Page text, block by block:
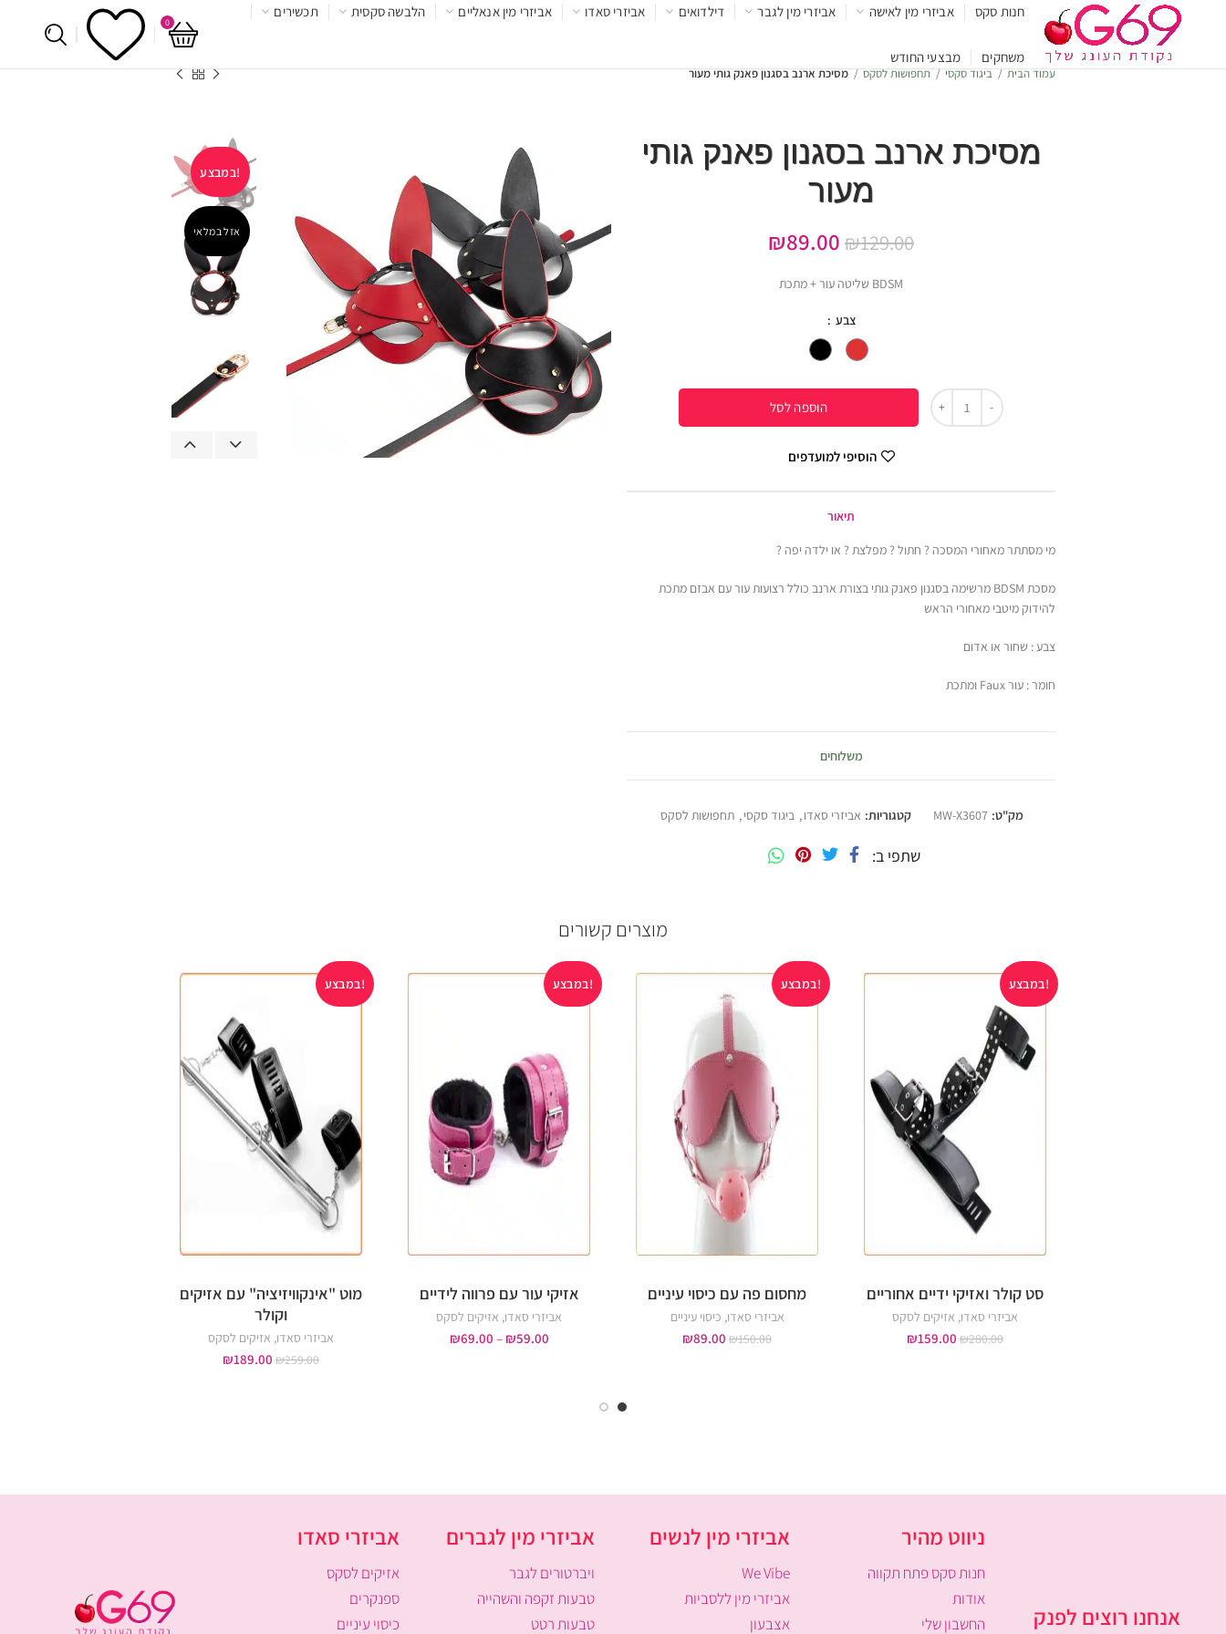
חנות סקס אביזרי מין לאישה אביזרי מין לגבר דילדואים אביזרי סאדו אביזרי מין אנאליים הלבשה סקסית תכשירים
משחקים מבצעי החודש
0
עמוד הבית ביגוד סקסי תחפושות לסקס מסיכת ארנב בסגנון פאנק גותי מעור
במבצע!
אזל במלאי
מסיכת ארנב בסגנון פאנק גותי
מעור
₪129.00
₪89.00
BDSM שליטה עור + מתכת
צבע
הוספה לסל
הוסיפי למועדפים
תיאור
מי מסתתר מאחורי המסכה ? חתול ? מפלצת ? או ילדה יפה ?
מסכת BDSM מרשימה בסגנון פאנק גותי בצורת ארנב כולל רצועות עור עם אבזם מתכת
להידוק מיטבי מאחורי הראש
צבע : שחור או אדום
חומר : עור Faux ומתכת
משלוחים
מק"ט: MW-X3607 קטגוריות: אביזרי סאדו, ביגוד סקסי, תחפושות לסקס
שתפי ב
מוצרים קשורים
במבצע!
סט קולר ואזיקי ידיים אחוריים
אביזרי סאדו, אזיקים לסקס
₪280.00
₪159.00
במבצע!
מחסום פה עם כיסוי עיניים
אביזרי סאדו, כיסוי עיניים
₪150.00
₪89.00
במבצע!
אזיקי עור עם פרווה לידיים
אביזרי סאדו, אזיקים לסקס
₪59.00
–
₪69.00
במבצע!
מוט "אינקוויזיציה" עם אזיקים
וקולר
אביזרי סאדו, אזיקים לסקס
₪259.00
₪189.00
אנחנו רוצים לפנק
ניווט מהיר
חנות סקס פתח תקווה
אודות
החשבון שלי
אביזרי מין לנשים
We Vibe
אביזרי מין ללסביות
אצבעון
אביזרי מין לגברים
ויברטורים לגבר
טבעות זקפה והשהייה
טבעות רטט
אביזרי סאדו
אזיקים לסקס
ספנקרים
כיסוי עיניים